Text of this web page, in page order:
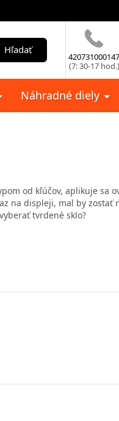
Hľadať
420731000147
(7: 30-17 hod.)
Náhradné diely
od kľúčov, aplikuje sa
na displeji, mal by zostať
tvrdené sklo?